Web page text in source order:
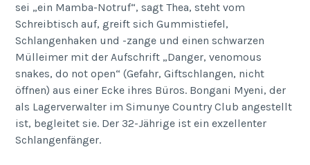
sei „ein Mamba-Notruf“, sagt Thea, steht vom
Schreibtisch auf, greift sich Gummistiefel,
Schlangenhaken und -zange und einen schwarzen
Mülleimer mit der Aufschrift „Danger, venomous
snakes, do not open“ (Gefahr, Giftschlangen, nicht
öffnen) aus einer Ecke ihres Büros. Bongani Myeni, der
als Lagerverwalter im Simunye Country Club angestellt
ist, begleitet sie. Der 32-Jährige ist ein exzellenter
Schlangenfänger.